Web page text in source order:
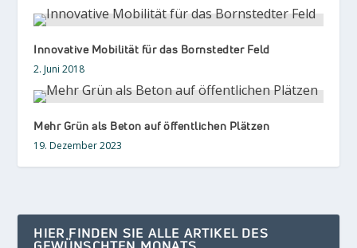
Innovative Mobilität für das Bornstedter Feld
2. Juni 2018
Mehr Grün als Beton auf öffentlichen Plätzen
19. Dezember 2023
HIER FINDEN SIE ALLE ARTIKEL DES